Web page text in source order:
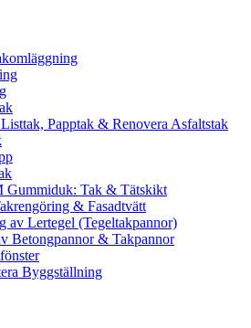
Papptak & Renovera Asfaltstak
Gummiduk: Tak & Tätskikt
& Fasadtvätt
av Lertegel (Tegeltakpannor)
Betongpannor & Takpannor
Byggställning